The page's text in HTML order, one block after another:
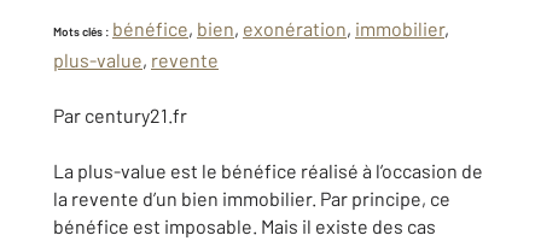
Mots clés : bénéfice, bien, exonération, immobilier,
plus-value, revente
Par century21.fr
La plus-value est le bénéfice réalisé à l’occasion de
la revente d’un bien immobilier. Par principe, ce
bénéfice est imposable. Mais il existe des cas